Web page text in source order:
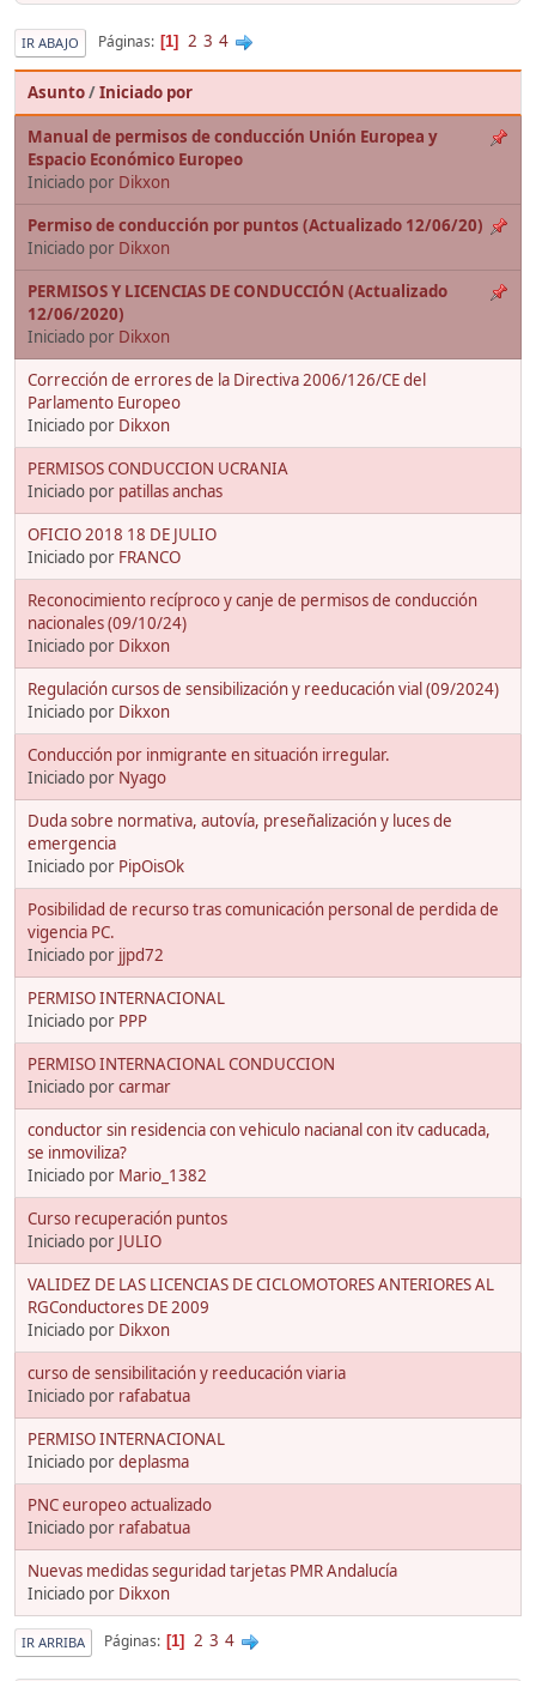
IR ABAJO Páginas 1 2 3 4
Asunto/Iniciado por
Manual de permisos de conducción Unión Europea y
Espacio Económico Europeo
Iniciado por Dikxon
Permiso de conducción por puntos (Actualizado 12/06/20)
Iniciado por Dikxon
PERMISOS Y LICENCIAS DE CONDUCCIÓN (Actualizado
12/06/2020)
Iniciado por Dikxon
Corrección de errores de la Directiva 2006/126/CE del
Parlamento Europeo
Iniciado por Dikxon
PERMISOS CONDUCCION UCRANIA
Iniciado por patillas anchas
OFICIO 2018 18 DE JULIO
Iniciado por FRANCO
Reconocimiento recíproco y canje de permisos de conducción
nacionales (09/10/24)
Iniciado por Dikxon
Regulación cursos de sensibilización y reeducación vial (09/2024)
Iniciado por Dikxon
Conducción por inmigrante en situación irregular.
Iniciado por Nyago
Duda sobre normativa, autovía, preseñalización y luces de
emergencia
Iniciado por PipOisOk
Posibilidad de recurso tras comunicación personal de perdida de
vigencia PC.
Iniciado por jjpd72
PERMISO INTERNACIONAL
Iniciado por PPP
PERMISO INTERNACIONAL CONDUCCION
Iniciado porcarmar
conductor sin residencia con vehiculo nacianal con itv caducada,
se inmoviliza?
Iniciado por Mario_1382
Curso recuperación puntos
Iniciado por JULIO
VALIDEZ DE LAS LICENCIAS DE CICLOMOTORES ANTERIORES AL
RGConductores DE 2009
Iniciado por Dikxon
curso de sensibilitación y reeducación viaria
Iniciado por rafabatua
PERMISO INTERNACIONAL
Iniciado pordeplasma
PNC europeo actualizado
Iniciado por rafabatua
Nuevas medidas seguridad tarjetas PMR Andalucía
Iniciado por Dikxon
IR ARRIBA Páginas 1 2 3 4